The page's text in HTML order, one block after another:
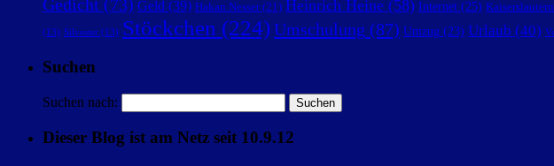
Gedicht (73) Geld (39) Hakan Nesser(21) Heinrich Heine (58) Internet (25) Kaiserslautern
(13) Silvester (13) Stöckchen (224)Umschulung (87) Umzug (23) Urlaub (40)
Suchen
Suchen nach:
Dieser Blog ist am Netz seit 10.9.12